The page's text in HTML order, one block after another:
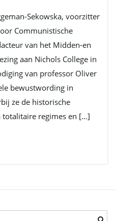
t
Sekowska, voorzitter
Communistische
van het Midden-en
aan Nichols College in
van professor Oliver
bewustwording in
ze de historische
regimes en […]